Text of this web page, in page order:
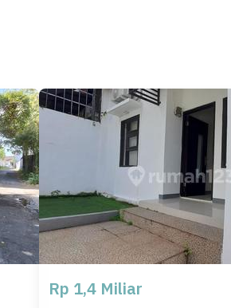
Rp 1,4 Miliar